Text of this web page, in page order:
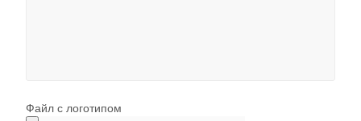
Файл с логотипом